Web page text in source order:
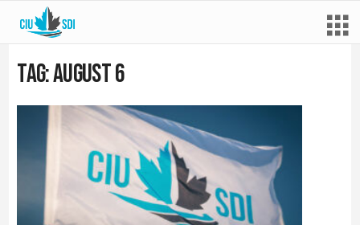
Tag: august 6